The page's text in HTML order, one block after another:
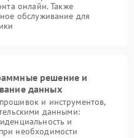
онлайн. Также
обслуживание для
решение и
данных
и инструментов,
данными:
и
необходимости